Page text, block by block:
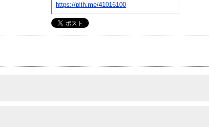
https://plth.me/41016100